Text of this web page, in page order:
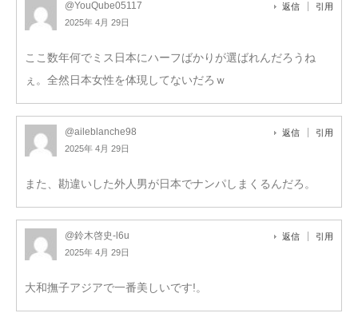
@YouQube05117
2025年 4月 29日
返信 引用
ここ数年何でミス日本にハーフばかりが選ばれんだろうね
ぇ。全然日本女性を体現してないだろｗ
@aileblanche98
2025年 4月 29日
返信 引用
また、勘違いした外人男が日本でナンパしまくるんだろ。
@鈴木啓史-l6u
2025年 4月 29日
返信 引用
大和撫子アジアで一番美しいです!。